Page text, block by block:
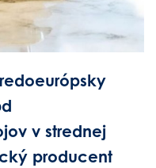
v strednej
producent